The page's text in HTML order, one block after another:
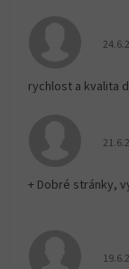
rychlost a kvalita
+ Dobré stránky,